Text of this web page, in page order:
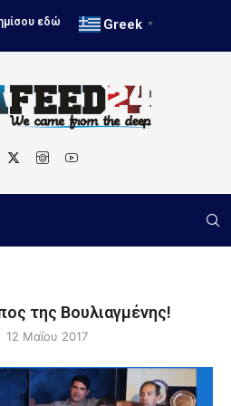
εδώ Greek ▼
της Βουλιαγμένης!
12 Μαΐου 2017